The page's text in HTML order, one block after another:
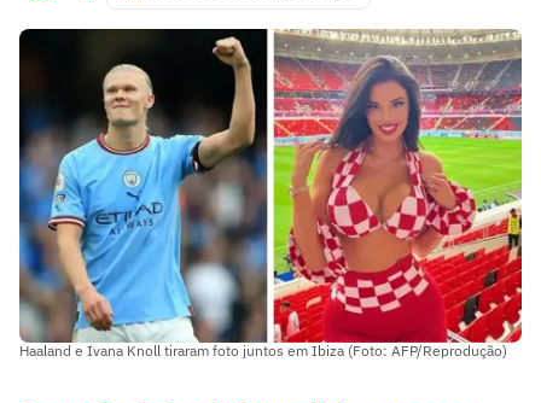
Haaland e Ivana Knoll tiraram foto juntos em Ibiza (Foto: AFP/Reprodução)